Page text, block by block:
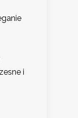
i